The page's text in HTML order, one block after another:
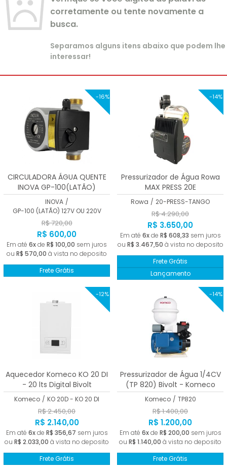
corretamente ou tente novamente a
busca.
Separamos alguns itens abaixo que podem lhe
interessar!
-16%
CIRCULADORA ÁGUA QUENTE
INOVA GP-100(LATÃO)
INOVA /
GP-100 (LATÃO) 127V OU 220V
R$ 720,00
R$ 600,00
Em até 6xde R$ 100,00 sem juros
ou R$ 570,00 à vista no deposito
Frete Grátis
-14%
Pressurizador de Água Rowa
MAX PRESS 20E
Rowa / 20-PRESS-TANGO
R$ 4.290,00
R$ 3.650,00
Em até 6xde R$ 608,33 sem juros
ou R$ 3.467,50 à vista no deposito
Frete Grátis
Lançamento
-12%
Aquecedor Komeco KO 20 DI
- 20 lts Digital Bivolt
Komeco / KO 20D - KO 20 DI
R$ 2.450,00
R$ 2.140,00
Em até 6xde R$ 356,67 sem juros
ou R$ 2.033,00 à vista no deposito
Frete Grátis
-14%
Pressurizador de Água 1/4CV
(TP 820) Bivolt - Komeco
Komeco / TP820
R$ 1.400,00
R$ 1.200,00
Em até 6xde R$ 200,00 sem juros
ou R$ 1.140,00 à vista no deposito
Frete Grátis